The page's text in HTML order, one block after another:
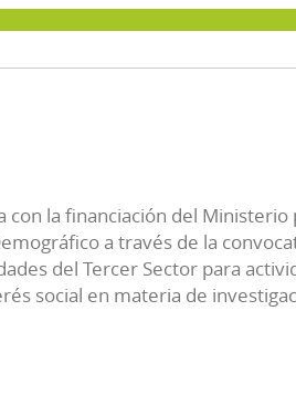
con la financiación del Ministerio
a través de la
del Tercer Sector para
social en materia de